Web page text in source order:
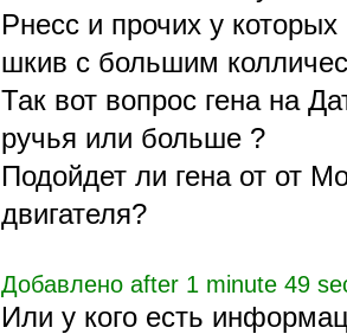
Рнесс и прочих у
шкив с большим
Так вот вопрос гена на
ручья или больше ?
Подойдет ли гена от от
двигателя?
Добавлено after 1 minute 49
Или у кого есть